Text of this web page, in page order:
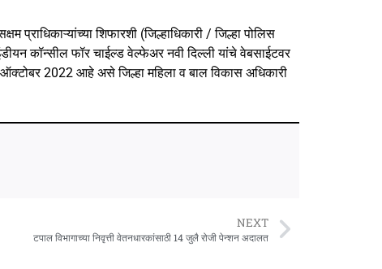
प्राधिकाऱ्यांच्या शिफारशी (जिल्हाधिकारी / जिल्हा पोलिस
कॉन्सील फॉर चाईल्ड वेल्फेअर नवी दिल्ली यांचे वेबसाईटवर
2022 आहे असे जिल्हा महिला व बाल विकास अधिकारी
NEXT
टपाल विभागाच्या निवृत्ती वेतनधारकांसाठी 14 जुलै रोजी पेन्शन अदालत